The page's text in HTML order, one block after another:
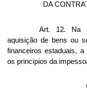
DA
Art. 12. Na
aquisição de bens ou
financeiros estaduais,
os princípios da